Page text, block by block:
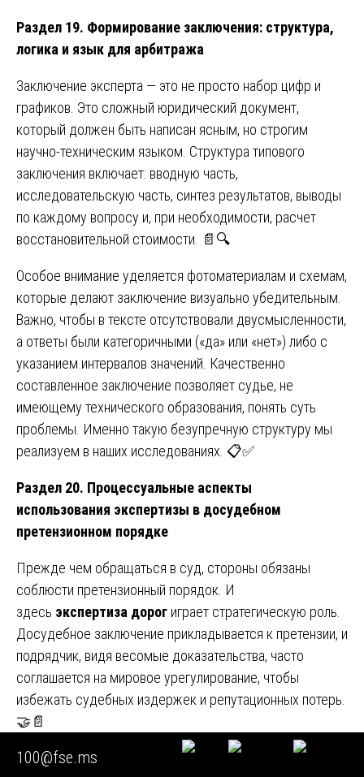
Раздел 19. Формирование заключения: структура,
логика и язык для арбитража
Заключение эксперта — это не просто набор цифр и
графиков. Это сложный юридический документ,
который должен быть написан ясным, но строгим
научно-техническим языком. Структура типового
заключения включает: вводную часть,
исследовательскую часть, синтез результатов, выводы
по каждому вопросу и, при необходимости, расчет
восстановительной стоимости. 📄🔍
Особое внимание уделяется фотоматериалам и схемам,
которые делают заключение визуально убедительным.
Важно, чтобы в тексте отсутствовали двусмысленности,
а ответы были категоричными («да» или «нет») либо с
указанием интервалов значений. Качественно
составленное заключение позволяет судье, не
имеющему технического образования, понять суть
проблемы. Именно такую безупречную структуру мы
реализуем в наших исследованиях. 📋✅
Раздел 20. Процессуальные аспекты
использования экспертизы в досудебном
претензионном порядке
Прежде чем обращаться в суд, стороны обязаны
соблюсти претензионный порядок. И
здесь экспертиза дорог играет стратегическую роль.
Досудебное заключение прикладывается к претензии, и
подрядчик, видя весомые доказательства, часто
соглашается на мировое урегулирование, чтобы
избежать судебных издержек и репутационных потерь.
🤝📄
В 30% наших кейсов спор решался уже на стадии
100@fse.ms